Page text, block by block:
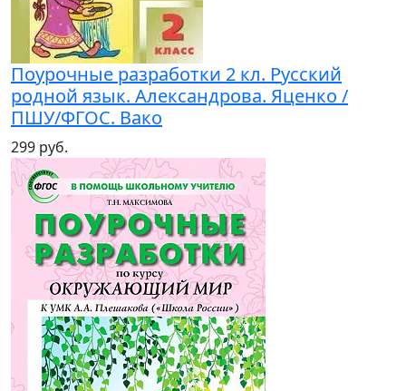
Поурочные разработки 2 кл. Русский
родной язык. Александрова. Яценко /
ПШУ/ФГОС. Вако
299 руб.